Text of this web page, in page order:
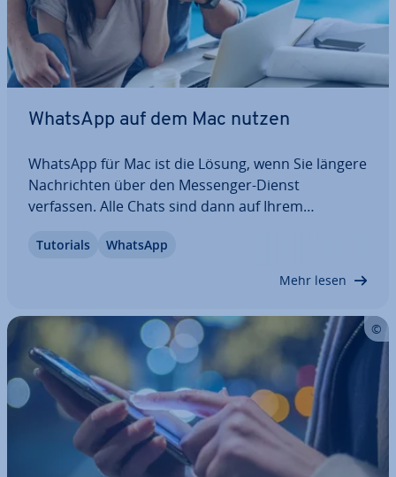
WhatsApp auf dem Mac nutzen
WhatsApp für Mac ist die Lösung, wenn Sie längere
Nach­rich­ten über den Messenger-Dienst
verfassen. Alle Chats sind dann auf Ihrem
Tastatur schreiben können. Wir erklären Ihnen
Tutorials WhatsApp
Mehr lesen